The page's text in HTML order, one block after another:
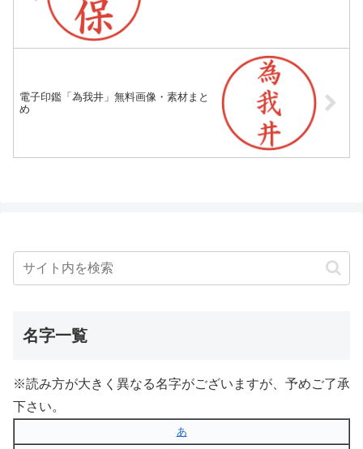
電子印鑑「為我井」無料画像・素材まと
め
名字一覧
※読み方が大きく異なる名字がございますが、予めご了承
下さい。
あ